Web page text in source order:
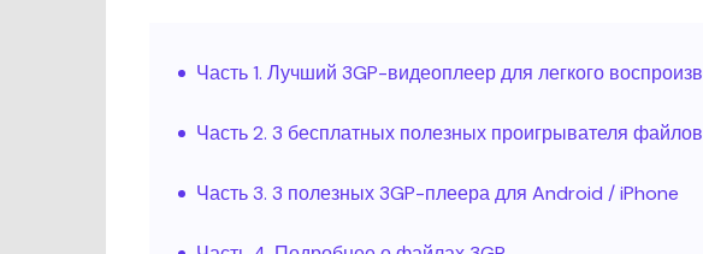
Часть 1. Лучший 3GP-видеоплеер для легкого
Часть 2. 3 бесплатных полезных проигрывателя
Часть 3. 3 полезных 3GP-плеера для Android / iPhone